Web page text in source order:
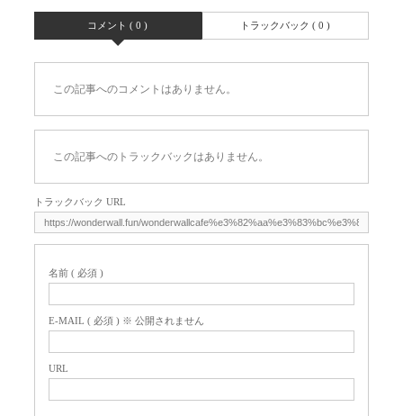
コメント ( 0 ) トラックバック ( 0 )
この記事へのコメントはありません。
この記事へのトラックバックはありません。
トラックバック URL
名前 ( 必須 )
E-MAIL ( 必須 ) ※ 公開されません
URL